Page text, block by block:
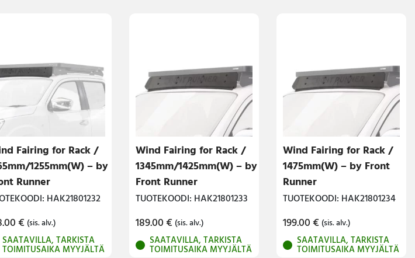
Fairing for Rack /
1255mm(W) – by
Runner
HAK21801232
€ (sis. alv.)
SAATAVILLA, TARKISTA
TOIMITUSAIKA MYYJÄLTÄ
Wind Fairing for Rack /
1345mm/1425mm(W) – by
Front Runner
TUOTEKOODI: HAK21801233
189.00€ (sis. alv.)
SAATAVILLA, TARKISTA
TOIMITUSAIKA MYYJÄLTÄ
Wind Fairing for Rack /
1475mm(W) – by Front
Runner
TUOTEKOODI: HAK21801234
199.00€ (sis. alv.)
SAATAVILLA, TARKISTA
TOIMITUSAIKA MYYJÄLTÄ